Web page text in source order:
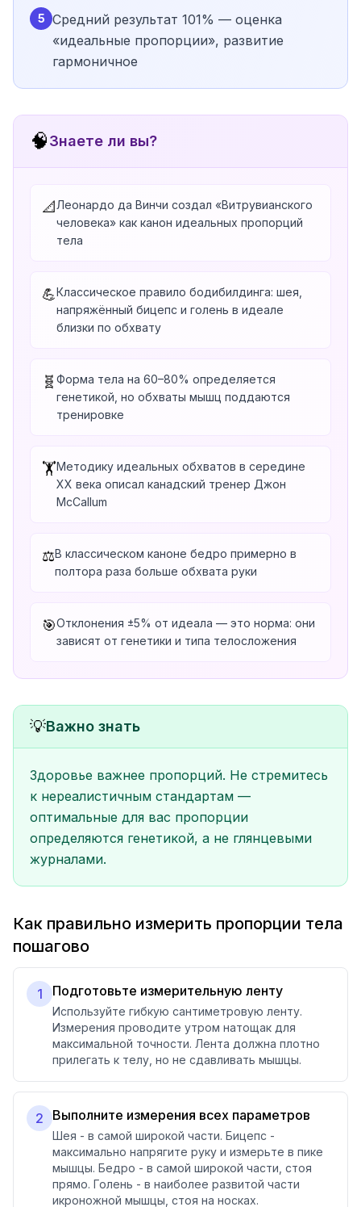
5 Средний результат 101% — оценка
«идеальные пропорции», развитие
гармоничное
🧠Знаете ли вы?
📐 Леонардо да Винчи создал «Витрувианского
человека» как канон идеальных пропорций
тела
💪Классическое правило бодибилдинга: шея,
напряжённый бицепс и голень в идеале
близки по обхвату
🧬 Форма тела на 60–80% определяется
генетикой, но обхваты мышц поддаются
тренировке
🏋️Методику идеальных обхватов в середине
XX века описал канадский тренер Джон
McCallum
⚖️В классическом каноне бедро примерно в
полтора раза больше обхвата руки
🎯Отклонения ±5% от идеала — это норма: они
зависят от генетики и типа телосложения
💡Важно знать
Здоровье важнее пропорций. Не стремитесь
к нереалистичным стандартам —
оптимальные для вас пропорции
определяются генетикой, а не глянцевыми
журналами.
Как правильно измерить пропорции тела
пошагово
1 Подготовьте измерительную ленту
Используйте гибкую сантиметровую ленту.
Измерения проводите утром натощак для
максимальной точности. Лента должна плотно
прилегать к телу, но не сдавливать мышцы.
2 Выполните измерения всех параметров
Шея - в самой широкой части. Бицепс -
максимально напрягите руку и измерьте в пике
мышцы. Бедро - в самой широкой части, стоя
прямо. Голень - в наиболее развитой части
икроножной мышцы, стоя на носках.